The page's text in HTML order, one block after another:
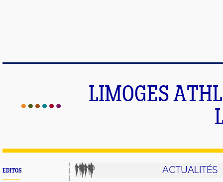
LIMOGES
EDITOS ACTUALITÉS